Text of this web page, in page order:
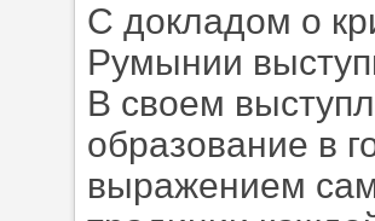
С докладом о
Румынии
В своем
образование в
выражением